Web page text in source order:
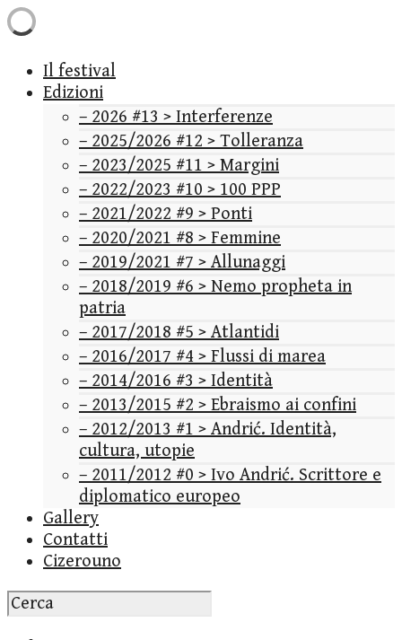
Il festival
Edizioni
– 2026 #13 > Interferenze
– 2025/2026 #12 > Tolleranza
– 2023/2025 #11 > Margini
– 2022/2023 #10 > 100 PPP
– 2021/2022 #9 > Ponti
– 2020/2021 #8 > Femmine
– 2019/2021 #7 > Allunaggi
– 2018/2019 #6 > Nemo propheta in
patria
– 2017/2018 #5 > Atlantidi
– 2016/2017 #4 > Flussi di marea
– 2014/2016 #3 > Identità
– 2013/2015 #2 > Ebraismo ai confini
– 2012/2013 #1 > Andrić. Identità,
cultura, utopie
– 2011/2012 #0 > Ivo Andrić. Scrittore e
diplomatico europeo
Gallery
Contatti
Cizerouno